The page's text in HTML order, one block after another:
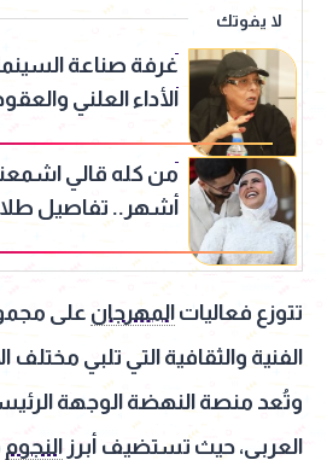
لا يفوتك
غرفة صناعة
الأداء العلني
أشهر.. تفاصيل
تتوزع فعاليات المهرجان على
الفنية والثقافية التي تلبي مختلف
وتُعد منصة النهضة الوجهة
العربي، حيث تستضيف أبرز النجوم